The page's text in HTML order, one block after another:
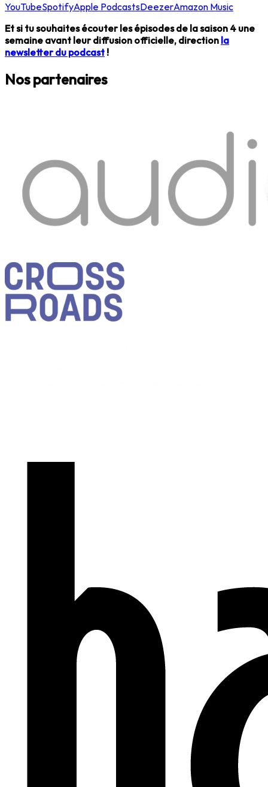
YouTubeSpotifyApple PodcastsDeezerAmazon Music
Et si tu souhaites écouter les épisodes de la saison 4 une
semaine avant leur diffusion officielle, direction la
newsletter du podcast !
Nos partenaires